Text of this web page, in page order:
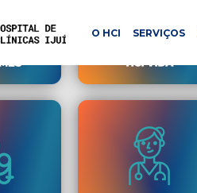
O HCI SERVIÇOS